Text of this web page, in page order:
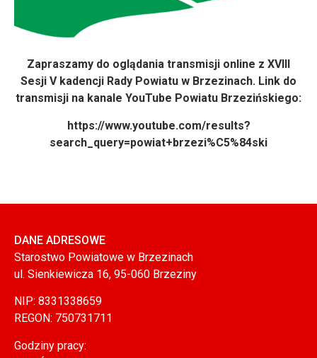
Zapraszamy do oglądania transmisji online z XVIII
Sesji V kadencji Rady Powiatu w Brzezinach. Link do
transmisji na kanale YouTube Powiatu Brzezińskiego:
https://www.youtube.com/results?
search_query=powiat+brzezi%C5%84ski
DANE ADRESOWE
Starostwo Powiatowe w Brzezinach
ul. Sienkiewicza 16, 95-060 Brzeziny
NIP: 8331338659
REGON: 750731711
Godziny pracy: